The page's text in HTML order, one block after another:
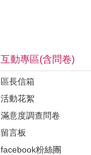
互動專區(含問卷)
區長信箱
活動花絮
滿意度調查問卷
留言板
facebook粉絲團